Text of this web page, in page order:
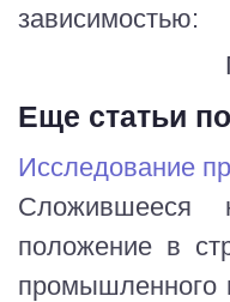
зависимостью:
Еще статьи
Исследование
Сложившееся
положение в
промышленного